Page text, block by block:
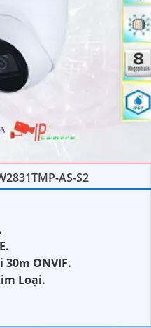
AS-S2
30m ONVIF.
Loại.